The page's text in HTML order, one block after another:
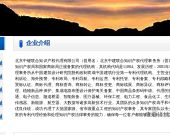
企业介绍
北京中键联合知识产权代理有限公司（曾用名：北京中建联合知识产权代理事务所（
知识产权局和国家商标局正规备案的代理机构，其机构代码是11004。发展历程：2001
理事务所从中国建筑设计研究院脱钩改制而成中国建筑行业第一专利代理机构。主营
利诉讼、海外预警、专利布局、专利导航、专利运营、专利托管、专利备案、专利战略
贯标认证。商标代理、商标查询、商标转让、商标变更、商标续展、商标异议、商标
理、植物新品种保护、集成电路布图设计保护海关备案、中国商品条形码申请。代理
通、电子信息、隧道桥梁、智能装备、医疗器械、环保工程、电力工程、食品化工、生
传感器、新能源、航空器、大数据等诸多高新技术行业。其团队的众多知识产权高手
优良传统，成功代理了大批国家级、省市级重点工程的知识产权事务，其专家团队以
富的专利代理经验和处理知识产权法律事务的能力，确保每一位客户都能够享受到全方
查看详情